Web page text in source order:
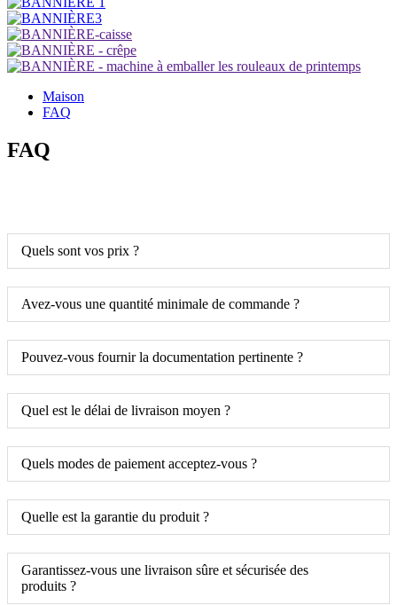
Maison
FAQ
FAQ
Quels sont vos prix ?
Avez-vous une quantité minimale de commande ?
Pouvez-vous fournir la documentation pertinente ?
Quel est le délai de livraison moyen ?
Quels modes de paiement acceptez-vous ?
Quelle est la garantie du produit ?
Garantissez-vous une livraison sûre et sécurisée des
produits ?